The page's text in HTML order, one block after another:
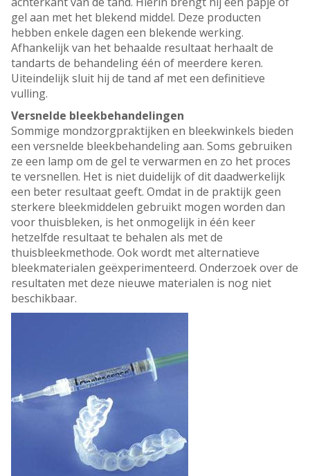
gel aan met het blekend middel. Deze producten
hebben enkele dagen een blekende werking.
Afhankelijk van het behaalde resultaat herhaalt de
tandarts de behandeling één of meerdere keren.
Uiteindelijk sluit hij de tand af met een definitieve
vulling.
Versnelde bleekbehandelingen
Sommige mondzorgpraktijken en bleekwinkels bieden
een versnelde bleekbehandeling aan. Soms gebruiken
ze een lamp om de gel te verwarmen en zo het proces
te versnellen. Het is niet duidelijk of dit daadwerkelijk
een beter resultaat geeft. Omdat in de praktijk geen
sterkere bleekmiddelen gebruikt mogen worden dan
voor thuisbleken, is het onmogelijk in één keer
hetzelfde resultaat te behalen als met de
thuisbleekmethode. Ook wordt met alternatieve
bleekmaterialen geëxperimenteerd. Onderzoek over de
resultaten met deze nieuwe materialen is nog niet
beschikbaar.